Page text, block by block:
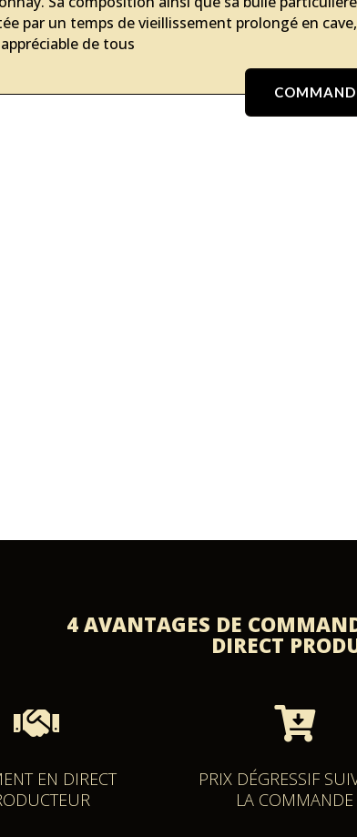
par un temps de vieillissement prolongé en
de tous
4 AVANTAGES DE
DIRECT

EN DIRECT

PRIX DÉGRESSIF
LA COMMANDE